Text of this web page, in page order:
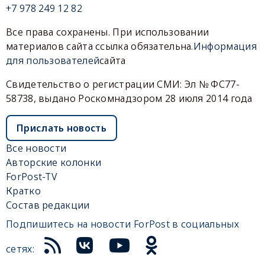
+7 978 249 12 82
Все права сохранены. При использовании
материалов сайта ссылка обязательна.Информация
для пользователейсайта
Свидетельство о регистрации СМИ: Эл № ФС77-
58738, выдано Роскомнадзором 28 июля 2014 года
Прислать новость
Все новости
Авторские колонки
ForPost-TV
Кратко
Состав редакции
Подпишитесь на новости ForPost в социальных
сетях: